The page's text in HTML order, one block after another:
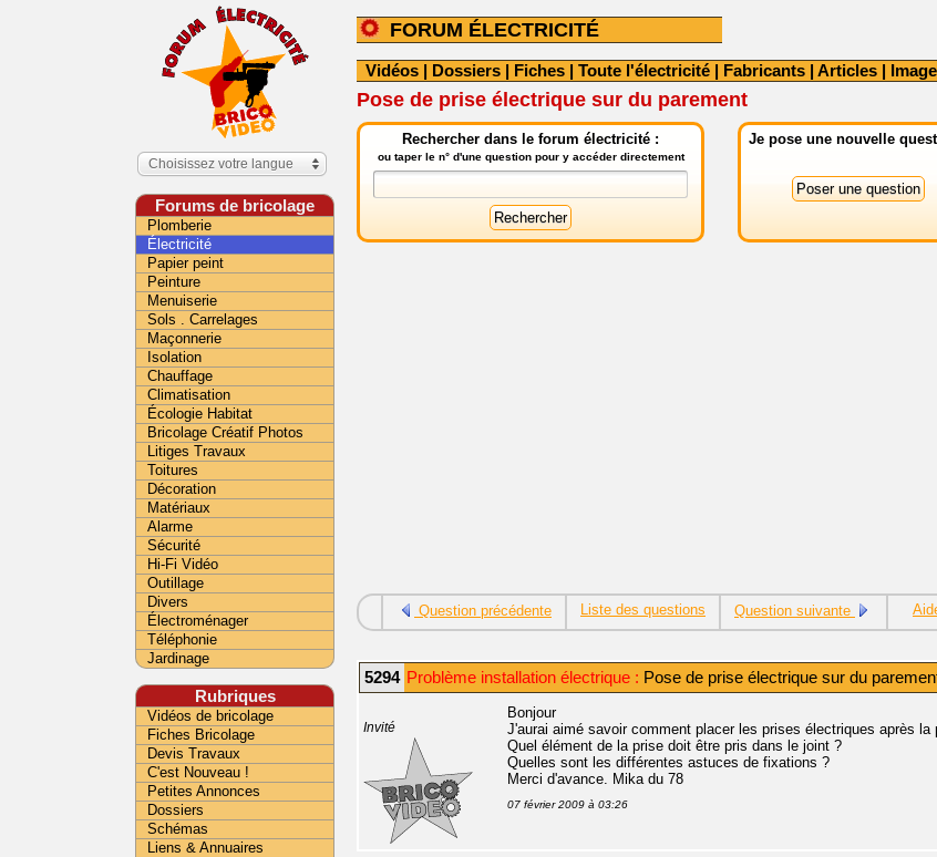
FORUM ÉLECTRICITÉ
Vidéos | Dossiers | Fiches | Toute l'électricité | Fabricants | Articles |
Pose de prise électrique sur du parement
Rechercher dans le forum électricité :
ou taper le n° d'une question pour y accéder directement
Je pose une nouvelle
Question précédente Liste des questions Question suivante
5294 Problème installation électrique : Pose de prise électrique sur du
Invité
Bonjour
J'aurai aimé savoir comment placer les prises électriques après la
Quel élément de la prise doit être pris dans le joint ?
Quelles sont les différentes astuces de fixations ?
Merci d'avance. Mika du 78
07 février 2009 à 03:26
Choisissez votre langue
Forums de bricolage
Plomberie
Électricité
Papier peint
Peinture
Menuiserie
Sols . Carrelages
Maçonnerie
Isolation
Chauffage
Climatisation
Écologie Habitat
Bricolage Créatif Photos
Litiges Travaux
Toitures
Décoration
Matériaux
Alarme
Sécurité
Hi-Fi Vidéo
Outillage
Divers
Électroménager
Téléphonie
Jardinage
Rubriques
Vidéos de bricolage
Fiches Bricolage
Devis Travaux
C'est Nouveau !
Petites Annonces
Dossiers
Schémas
Liens & Annuaires